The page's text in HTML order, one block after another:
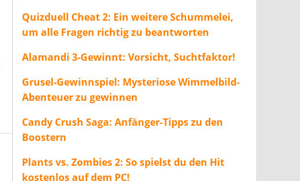
Quizduell Cheat 2: Ein weitere Schummelei,
um alle Fragen richtig zu beantworten
Alamandi 3-Gewinnt: Vorsicht, Suchtfaktor!
Grusel-Gewinnspiel: Mysteriose Wimmelbild-
Abenteuer zu gewinnen
Candy Crush Saga: Anfänger-Tipps zu den
Boostern
Plants vs. Zombies 2: So spielst du den Hit
kostenlos auf dem PC!